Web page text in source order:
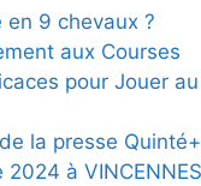
en 9 chevaux ?
aux Courses
pour Jouer au
la presse Quinté+
à VINCENNES